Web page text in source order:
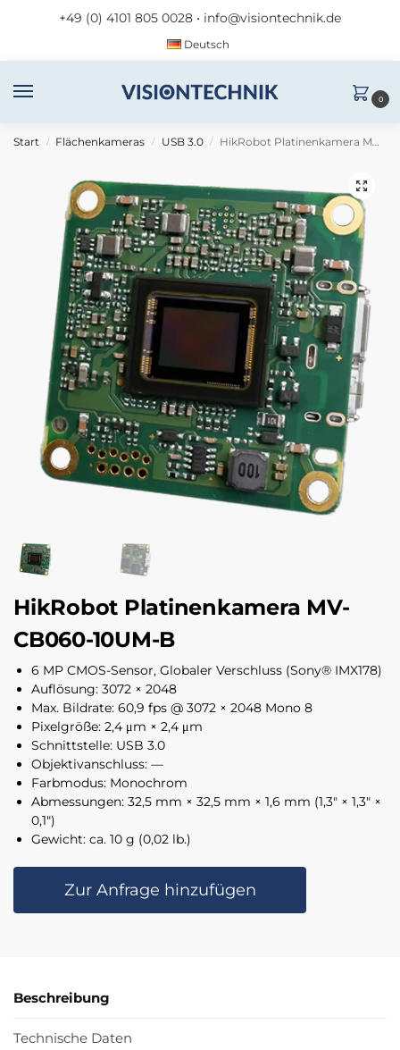
+49 (0) 4101 805 0028 • info@visiontechnik.de
Deutsch
0
Start / Flächenkameras / USB 3.0 / HikRobot Platinenkamera MV-CB060-10UM-B
HikRobot Platinenkamera MV-
CB060-10UM-B
6 MP CMOS-Sensor, Globaler Verschluss (Sony® IMX178)
Auflösung: 3072 × 2048
Max. Bildrate: 60,9 fps @ 3072 × 2048 Mono 8
Pixelgröße: 2,4 μm × 2,4 μm
Schnittstelle: USB 3.0
Objektivanschluss: —
Farbmodus: Monochrom
Abmessungen: 32,5 mm × 32,5 mm × 1,6 mm (1,3″ × 1,3″ ×
0,1″)
Gewicht: ca. 10 g (0,02 lb.)
Zur Anfrage hinzufügen
Beschreibung
Technische Daten